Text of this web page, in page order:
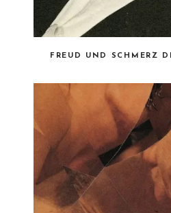
FREUD UND SCHMERZ